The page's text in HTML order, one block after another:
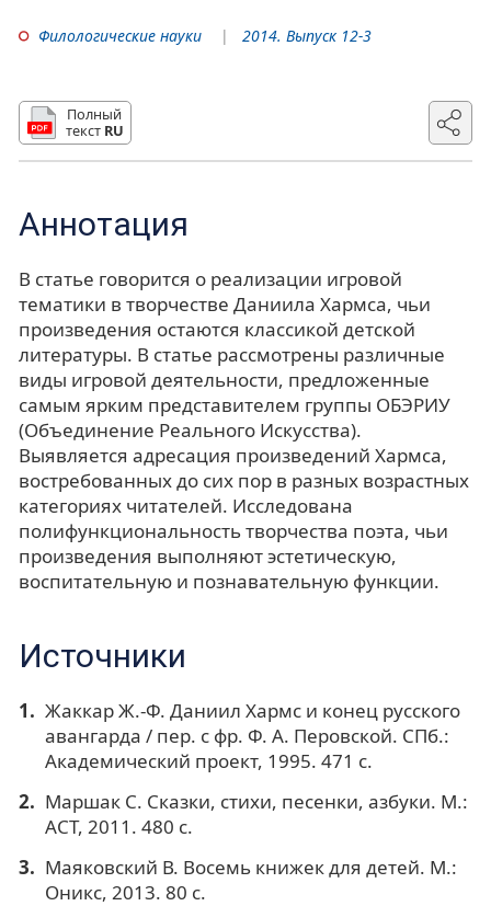
Филологические науки 2014. Выпуск 12-3
Полный
текст RU
Аннотация
В статье говорится о реализации игровой
тематики в творчестве Даниила Хармса, чьи
произведения остаются классикой детской
литературы. В статье рассмотрены различные
виды игровой деятельности, предложенные
самым ярким представителем группы ОБЭРИУ
(Объединение Реального Искусства).
Выявляется адресация произведений Хармса,
востребованных до сих пор в разных возрастных
категориях читателей. Исследована
полифункциональность творчества поэта, чьи
произведения выполняют эстетическую,
воспитательную и познавательную функции.
Источники
Жаккар Ж.-Ф. Даниил Хармс и конец русского
авангарда / пер. с фр. Ф. А. Перовской. СПб.:
Академический проект, 1995. 471 с.
Маршак С. Сказки, стихи, песенки, азбуки. М.:
АСТ, 2011. 480 с.
Маяковский В. Восемь книжек для детей. М.:
Оникс, 2013. 80 с.